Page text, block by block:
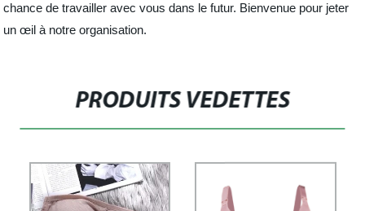
chance de travailler avec vous dans le futur. Bienvenue pour jeter
un œil à notre organisation.
PRODUITS VEDETTES